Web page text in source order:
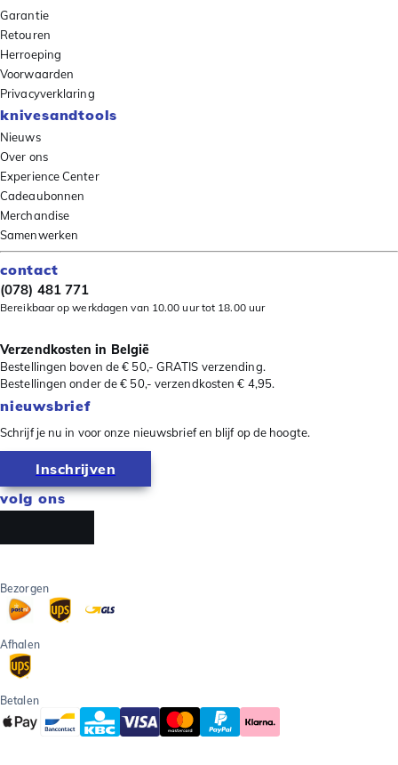
Garantie
Retouren
Herroeping
Voorwaarden
Privacyverklaring
knivesandtools
Nieuws
Over ons
Experience Center
Cadeaubonnen
Merchandise
Samenwerken
contact
(078) 481 771
Bereikbaar op werkdagen van 10.00 uur tot 18.00 uur
Verzendkosten in België
Bestellingen boven de € 50,- GRATIS verzending.
Bestellingen onder de € 50,- verzendkosten € 4,95.
nieuwsbrief
Schrijf je nu in voor onze nieuwsbrief en blijf op de hoogte.
Inschrijven
volg ons
Bezorgen
Afhalen
Betalen